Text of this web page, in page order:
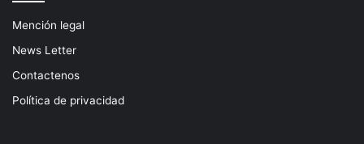
Mención legal
News Letter
Contactenos
Política de privacidad